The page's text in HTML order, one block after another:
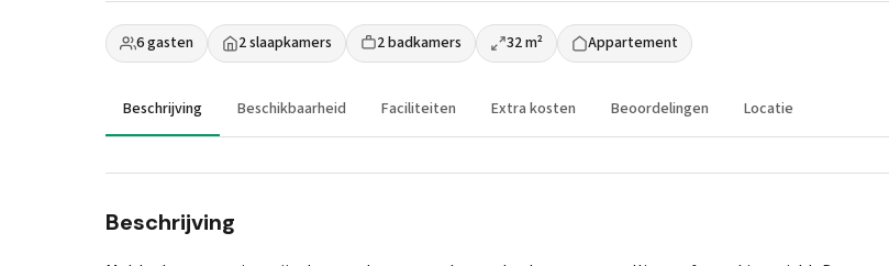
6 gasten 2 slaapkamers 2 badkamers 32 m² Appartement
Beschrijving Beschikbaarheid Faciliteiten Extra kosten Beoordelingen Locatie
Beschrijving